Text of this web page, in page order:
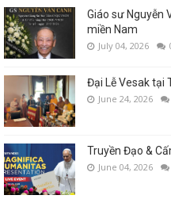
Giáo sư Nguyễn
miền Nam
July 04, 2026
Đại Lễ Vesak tại
June 24, 2026
Truyền Đạo &
June 04, 2026